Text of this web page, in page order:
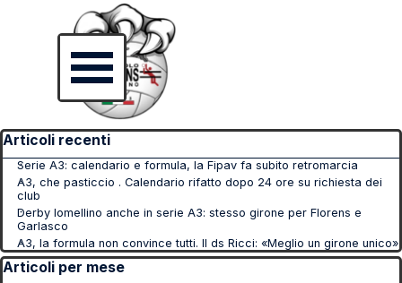
Salta menù
Salta blocco Articoli recenti
Articoli recenti
Serie A3: calendario e formula, la Fipav fa subito retromarcia
A3, che pasticcio . Calendario rifatto dopo 24 ore su richiesta dei
club
Derby lomellino anche in serie A3: stesso girone per Florens e
Garlasco
A3, la formula non convince tutti. Il ds Ricci: «Meglio un girone unico»
Salta blocco Articoli per mese
Articoli per mese